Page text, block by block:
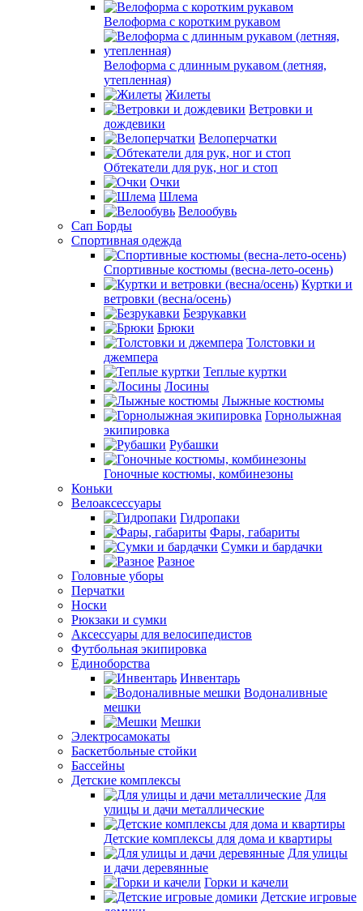
Велоформа с коротким рукавом
Велоформа с длинным рукавом (летняя,
утепленная)
Жилеты
Ветровки и
дождевики
Велоперчатки
Обтекатели для рук, ног и стоп
Очки
Шлема
Велообувь
Сап Борды
Спортивная одежда
Спортивные костюмы (весна-лето-осень)
Куртки и
ветровки (весна/осень)
Безрукавки
Брюки
Толстовки и
джемпера
Теплые куртки
Лосины
Лыжные костюмы
Горнолыжная
экипировка
Рубашки
Гоночные костюмы, комбинезоны
Коньки
Велоаксессуары
Гидропаки
Фары, габариты
Сумки и бардачки
Разное
Головные уборы
Перчатки
Носки
Рюкзаки и сумки
Аксессуары для велосипедистов
Футбольная экипировка
Единоборства
Инвентарь
Водоналивные
мешки
Мешки
Электросамокаты
Баскетбольные стойки
Бассейны
Детские комплексы
Для
улицы и дачи металлические
Детские комплексы для дома и квартиры
Для улицы
и дачи деревянные
Горки и качели
Детские игровые